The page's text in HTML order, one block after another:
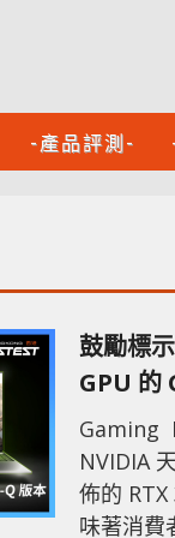
-產品評測-
鼓勵標
GPU
本
Gaming
NVIDIA
佈的
味著消費